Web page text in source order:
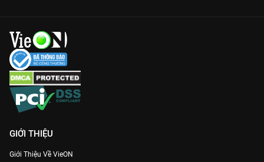
GIỚI THIỆU
Giới Thiệu Về VieON